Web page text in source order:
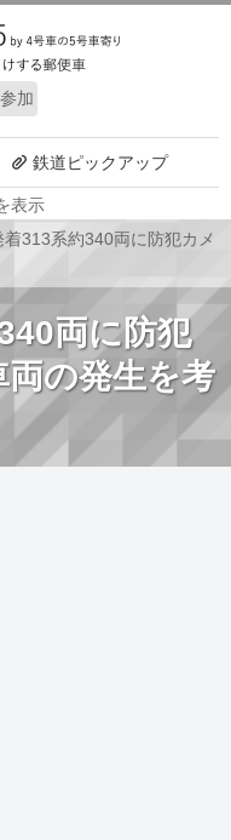
参加
表示
鉄道ピックアップ
サイトについて
313系約340両に防犯カメ
両に防犯
の発生を考